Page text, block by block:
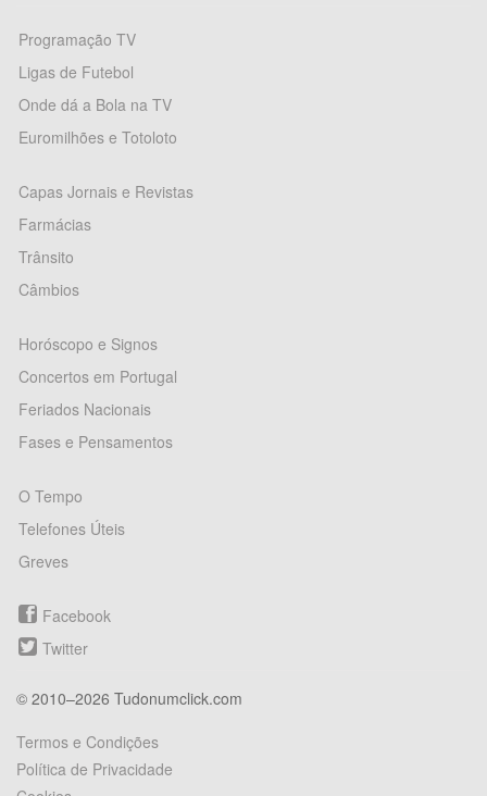
Programação TV
Ligas de Futebol
Onde dá a Bola na TV
Euromilhões e Totoloto
Capas Jornais e Revistas
Farmácias
Trânsito
Câmbios
Horóscopo e Signos
Concertos em Portugal
Feriados Nacionais
Fases e Pensamentos
O Tempo
Telefones Úteis
Greves
Facebook
Twitter
© 2010–2026 Tudonumclick.com
Termos e Condições
Política de Privacidade